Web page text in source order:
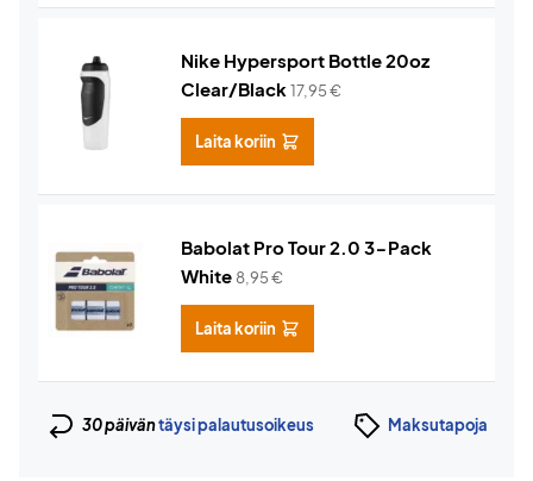
Nike Hypersport Bottle 20oz
Clear/Black17,95€
Laita koriin
Babolat Pro Tour 2.0 3-Pack
White 8,95€
Laita koriin
30 päiväntäysi palautusoikeus Maksutapoja